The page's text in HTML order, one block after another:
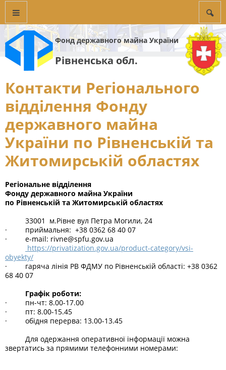
Фонд державного майна України
Рівненська обл.
Контакти Регіонального
відділення Фонду
державного майна
України по Рівненській та
Житомирській областях
Регіональне відділення
Фонду державного майна України
по Рівненській та Житомирській областях
33001 м.Рівне вул Петра Могили, 24
· приймальня: +38 0362 68 40 07
· e-mail: rivne@spfu.gov.ua
https://privatization.gov.ua/product-category/vsi-
obyekty/
· гаряча лінія РВ ФДМУ по Рівненській області: +38 0362
68 40 07
Графік роботи:
· пн-чт: 8.00-17.00
· пт: 8.00-15.45
· обідня перерва: 13.00-13.45
Для одержання оперативної інформації можна
звертатись за прямими телефонними номерами: